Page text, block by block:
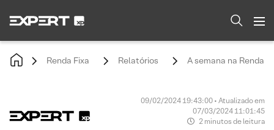
Renda Fixa Relatórios A semana na Renda
09/02/2024 19:43:00 • Atualizado em
07/03/2024 11:01:45
2 minutos de leitura